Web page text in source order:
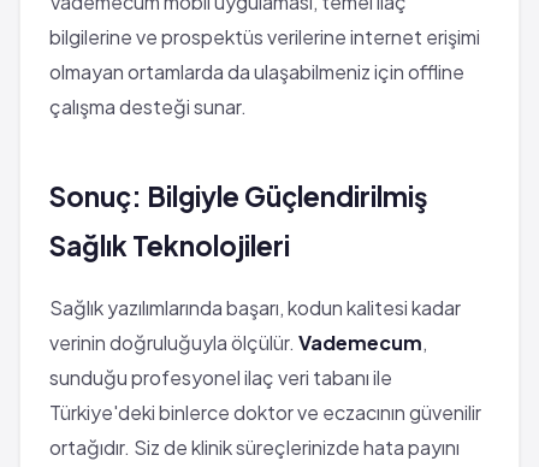
bilgilerine ve prospektüs verilerine internet erişimi
olmayan ortamlarda da ulaşabilmeniz için offline
çalışma desteği sunar.
Sonuç: Bilgiyle Güçlendirilmiş
Sağlık Teknolojileri
Sağlık yazılımlarında başarı, kodun kalitesi kadar
verinin doğruluğuyla ölçülür. Vademecum,
sunduğu profesyonel ilaç veri tabanı ile
Türkiye'deki binlerce doktor ve eczacının güvenilir
ortağıdır. Siz de klinik süreçlerinizde hata payını